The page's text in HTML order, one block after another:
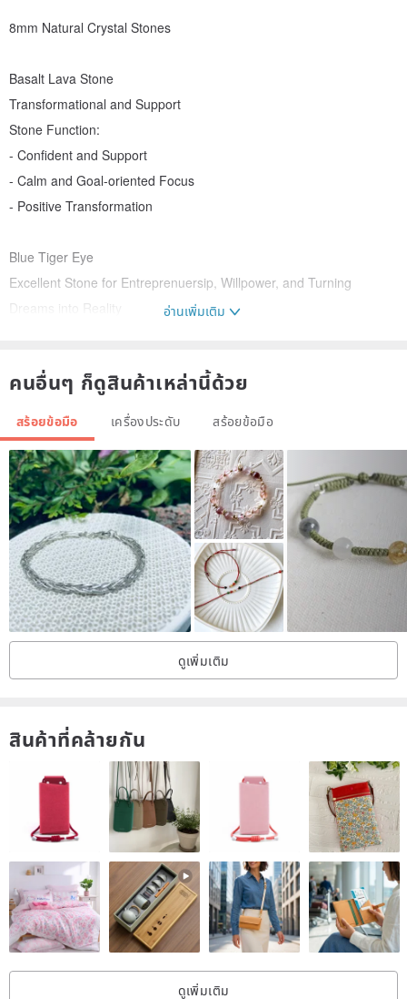
8mm Natural Crystal Stones
Basalt Lava Stone
Transformational and Support
Stone Function:
- Confident and Support
- Calm and Goal-oriented Focus
- Positive Transformation
Blue Tiger Eye
Excellent Stone for Entreprenuersip, Willpower, and Turning
Dreams into Reality
- Boost Creativity
- Strengthen Intuition
Snowflake Agate
The Protection Stone
- Stay Centre and focus in any chaotic situation
- Cleanse negative energy and remove energy blockage
- Help to remove bad thoughts and habits
Black Tourmaline
The Purification and Grounding Stone
- Cleanse, purify, and transform to instill confidence, happiness,
- Protect and block negative energy and radiation
< About the size >
Please use a soft ruler (or thread) to wrap around your wrist to
measure the circumference of your wrist. (No need to reserve extra
space during measurement)
______
อ่านเพิ่มเติม
คนอื่นๆ ก็ดูสินค้าเหล่านี้ด้วย
สร้อยข้อมือ เครื่องประดับ สร้อยข้อมือ
ดูเพิ่มเติม
สินค้าที่คล้ายกัน
ดูเพิ่มเติม